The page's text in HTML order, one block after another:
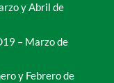
y Abril de
– Marzo de
y Febrero de